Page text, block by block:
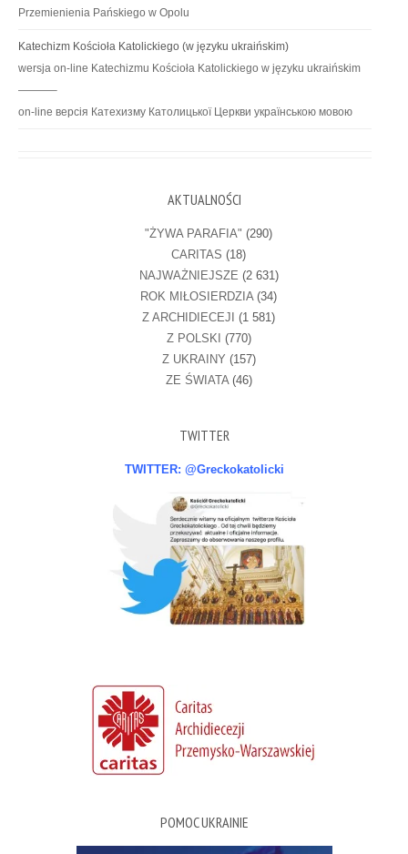
Przemienienia Pańskiego w Opolu
Katechizm Kościoła Katolickiego (w języku ukraińskim)
wersja on-line Katechizmu Kościoła Katolickiego w języku ukraińskim
———–
on-line версія Катехизму Католицької Церкви українською мовою
AKTUALNOŚCI
"ŻYWA PARAFIA" (290)
CARITAS (18)
NAJWAŻNIEJSZE (2 631)
ROK MIŁOSIERDZIA(34)
Z ARCHIDIECEJI (1 581)
Z POLSKI (770)
Z UKRAINY (157)
ZE ŚWIATA(46)
TWITTER
TWITTER: @Greckokatolicki
POMOC UKRAINIE